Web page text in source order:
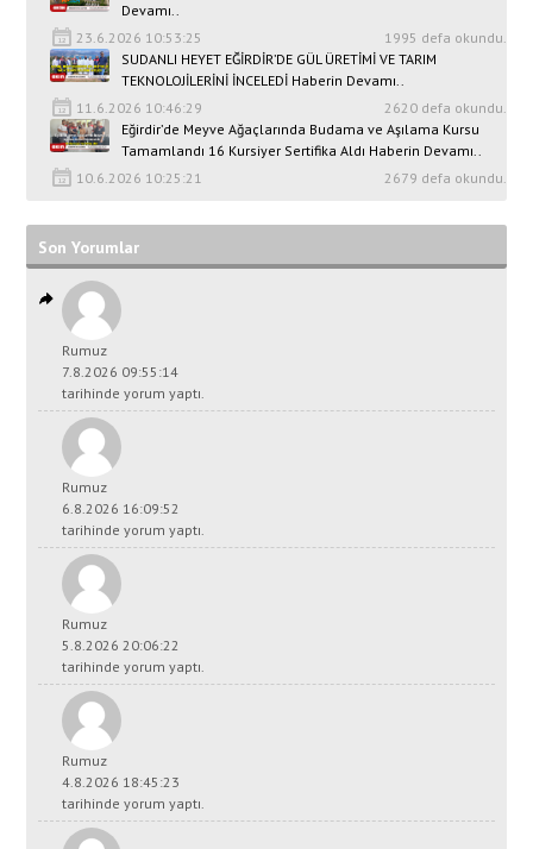
Devamı..
23.6.2026 10:53:25
1995 defa okundu.
SUDANLI HEYET EĞİRDİR’DE GÜL ÜRETİMİ VE TARIM
TEKNOLOJİLERİNİ İNCELEDİ Haberin Devamı..
11.6.2026 10:46:29
2620 defa okundu.
Eğirdir’de Meyve Ağaçlarında Budama ve Aşılama Kursu
Tamamlandı 16 Kursiyer Sertifika Aldı Haberin Devamı..
10.6.2026 10:25:21
2679 defa okundu.
Son Yorumlar
Rumuz
7.8.2026 09:55:14
tarihinde yorum yaptı.
Rumuz
6.8.2026 16:09:52
tarihinde yorum yaptı.
Rumuz
5.8.2026 20:06:22
tarihinde yorum yaptı.
Rumuz
4.8.2026 18:45:23
tarihinde yorum yaptı.